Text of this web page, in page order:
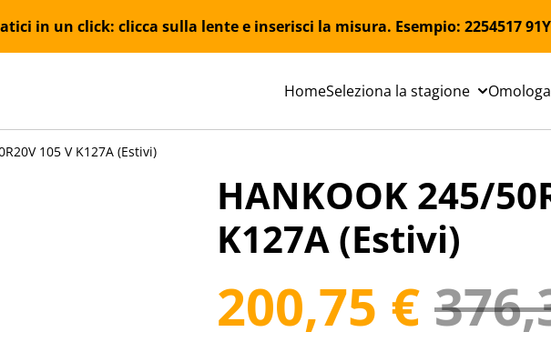
in un click: clicca sulla lente e inserisci la misura. Esempio: 2254517 91Y
HomeSeleziona la stagione
105 V K127A (Estivi)
HANKOOK 245/
K127A (Estivi)
200,75 €